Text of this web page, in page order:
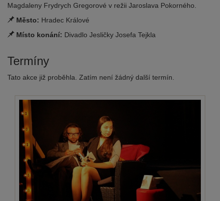
Magdaleny Frydrych Gregorové v režii Jaroslava Pokorného.
Město: Hradec Králové
Místo konání: Divadlo Jesličky Josefa Tejkla
Termíny
Tato akce již proběhla. Zatím není žádný další termín.